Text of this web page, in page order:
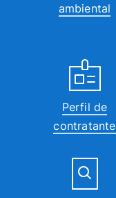
ambiental
Perfil de
contratante